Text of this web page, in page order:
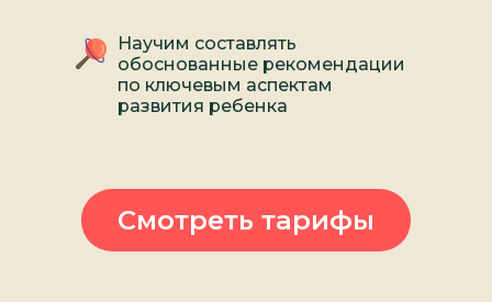
Научим составлять
обоснованные рекомендации
по ключевым аспектам
развития ребенка
Смотреть тарифы